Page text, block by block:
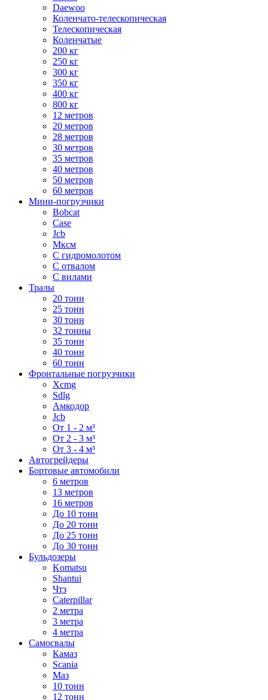
Daewoo
Коленчато-телескопическая
Телескопическая
Коленчатые
200 кг
250 кг
300 кг
350 кг
400 кг
800 кг
12 метров
20 метров
28 метров
30 метров
35 метров
40 метров
50 метров
60 метров
Мини-погрузчики
Bobcat
Case
Jcb
Мксм
С гидромолотом
С отвалом
С вилами
Тралы
20 тонн
25 тонн
30 тонн
32 тонны
35 тонн
40 тонн
60 тонн
Фронтальные погрузчики
Xcmg
Sdlg
Амкодор
Jcb
От 1 - 2 м³
От 2 - 3 м³
От 3 - 4 м³
Автогрейдеры
Бортовые автомобили
6 метров
13 метров
16 метров
До 10 тонн
До 20 тонн
До 25 тонн
До 30 тонн
Бульдозеры
Komatsu
Shantui
Чтз
Caterpillar
2 метра
3 метра
4 метра
Самосвалы
Камаз
Scania
Маз
10 тонн
12 тонн